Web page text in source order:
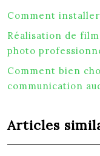
Comment
Réalisation de
photo
Comment bien
communication
Articles